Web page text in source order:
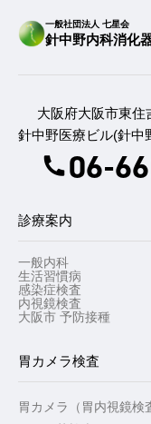
一般社団法人 七星会
針中野内科消化
大阪府大阪市東住
針中野医療ビル(針中
06-
診療案内
一般内科
生活習慣病
感染症検査
内視鏡検査
大阪市 予防接種
胃カメラ検査
胃カメラ（胃内視鏡検